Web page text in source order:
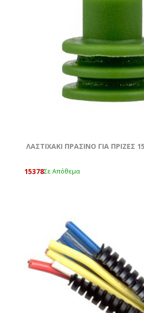
ΛΑΣΤΙΧΑΚΙ ΠΡΑΣΙΝΟ ΓΙΑ ΠΡΙΖΕΣ
15378Σε Απόθεμα